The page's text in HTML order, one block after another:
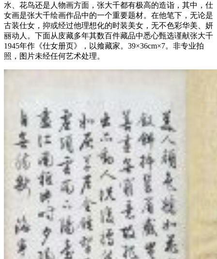
水、花鸟还是人物画方面，张大千都有极高的造诣，其中，仕
女画是张大千绘画作品中的一个重要题材。在他笔下，无论是
古装仕女，抑或经过他理想化的时装美女，无不色彩华美、妍
丽动人。下面从庋藏多年其数百件藏品中悉心甄选谨献张大千
1945年作《仕女册页》，以飨藏家。39×36cm×7。非专业拍
照，图片未经任何艺术处理。